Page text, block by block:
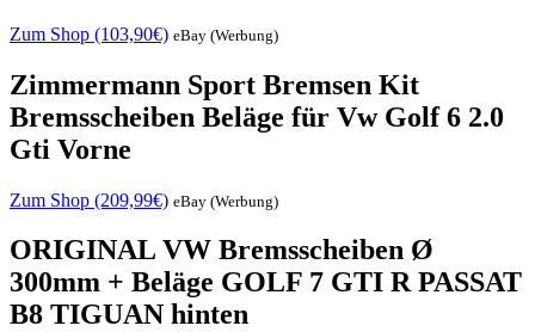
Zum Shop (103,90€) eBay (Werbung)
Zimmermann Sport Bremsen Kit
Bremsscheiben Beläge für Vw Golf 6 2.0
Gti Vorne
Zum Shop (209,99€) eBay (Werbung)
ORIGINAL VW Bremsscheiben Ø
300mm + Beläge GOLF 7 GTI R PASSAT
B8 TIGUAN hinten